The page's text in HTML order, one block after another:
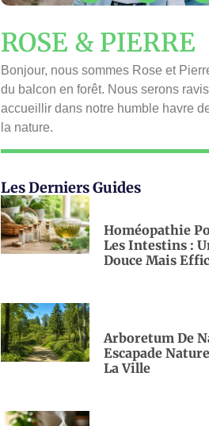
ROSE & PIERRE
Bonjour, nous sommes Rose et
du balcon en forêt. Nous serons
accueillir dans notre humble havre
la nature.
Les Derniers Guides
Homéopathie
Les Intestins :
Douce Mais
Arboretum De
Escapade
La Ville